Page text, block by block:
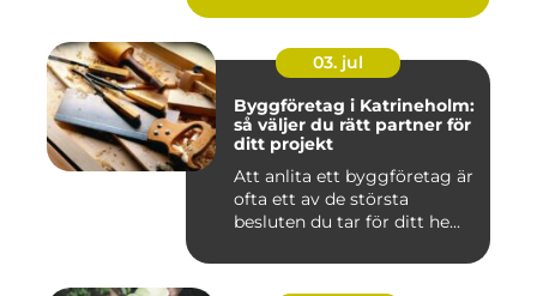
03. jul
Byggföretag i Katrineholm:
så väljer du rätt partner för
ditt projekt
Att anlita ett byggföretag är
ofta ett av de största
besluten du tar för ditt he...